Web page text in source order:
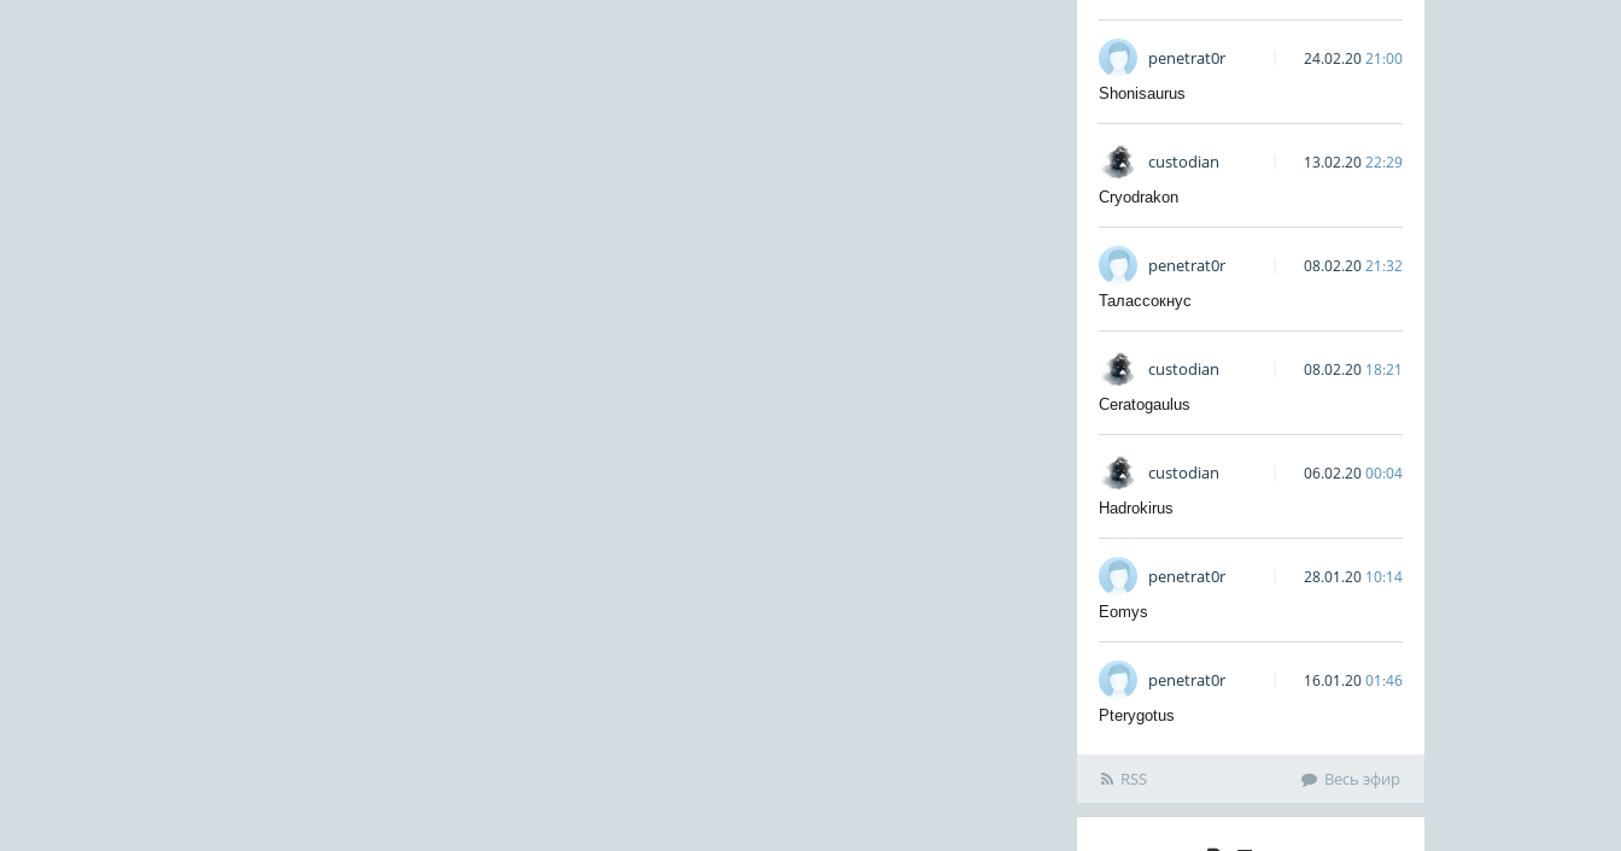
penetrat0r 24.02.2021:00
Shonisaurus
custodian 13.02.2022:29
Cryodrakon
penetrat0r 08.02.2021:32
Талассокнус
custodian 08.02.20 18:21
Ceratogaulus
custodian 06.02.2000:04
Hadrokirus
penetrat0r 28.01.20 10:14
Eomys
penetrat0r 16.01.2001:46
Pterygotus
RSS Весь эфир